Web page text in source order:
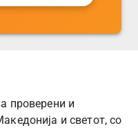
проверени и
и светот, со